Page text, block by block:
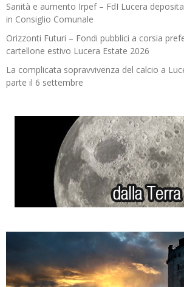
Sanità e aumento Irpef – FdI Lucera
in Consiglio Comunale
Orizzonti Futuri – Fondi pubblici a corsia
cartellone estivo Lucera Estate 2026
La complicata sopravvivenza del calcio a
parte il 6 settembre